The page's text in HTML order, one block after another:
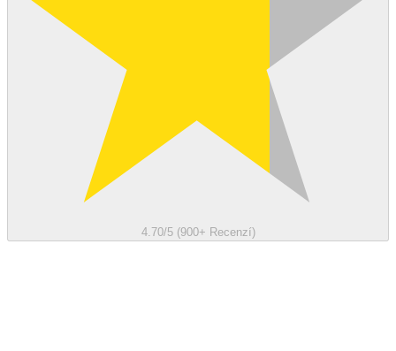
4.70/5 (900+ Recenzí)